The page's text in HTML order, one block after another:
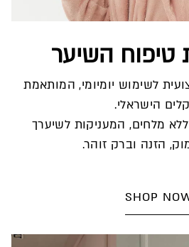
טיפוח השיער
לשימוש יומיומי, המותאמת
הישראלי.
מלחים, המעניקות לשיערך
הזנה וברק זוהר.
SHOP